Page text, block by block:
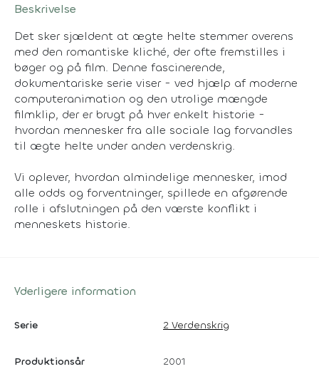
Beskrivelse
Det sker sjældent at ægte helte stemmer overens
med den romantiske kliché, der ofte fremstilles i
bøger og på film. Denne fascinerende,
dokumentariske serie viser - ved hjælp af moderne
computeranimation og den utrolige mængde
filmklip, der er brugt på hver enkelt historie -
hvordan mennesker fra alle sociale lag forvandles
til ægte helte under anden verdenskrig.
Vi oplever, hvordan almindelige mennesker, imod
alle odds og forventninger, spillede en afgørende
rolle i afslutningen på den værste konflikt i
menneskets historie.
Yderligere information
Serie 2 Verdenskrig
Produktionsår 2001